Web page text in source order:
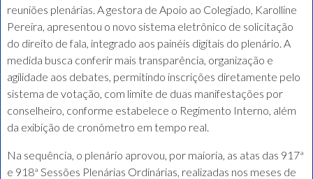
reuniões plenárias. A gestora de Apoio ao Colegiado, Karolline
Pereira, apresentou o novo sistema eletrônico de solicitação
do direito de fala, integrado aos painéis digitais do plenário. A
medida busca conferir mais transparência, organização e
agilidade aos debates, permitindo inscrições diretamente pelo
sistema de votação, com limite de duas manifestações por
conselheiro, conforme estabelece o Regimento Interno, além
da exibição de cronômetro em tempo real.
Na sequência, o plenário aprovou, por maioria, as atas das 917ª
e 918ª Sessões Plenárias Ordinárias, realizadas nos meses de